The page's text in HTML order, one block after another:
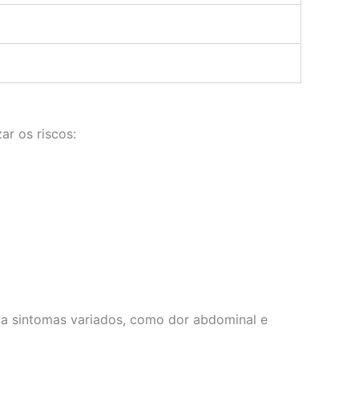
os riscos:
sintomas variados, como dor abdominal e